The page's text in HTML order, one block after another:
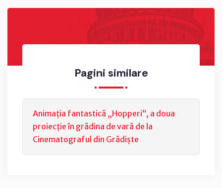
Pagini similare
Animația fantastică „Hopperi“, a doua
proiecție în grădina de vară de la
Cinematograful din Grădiște